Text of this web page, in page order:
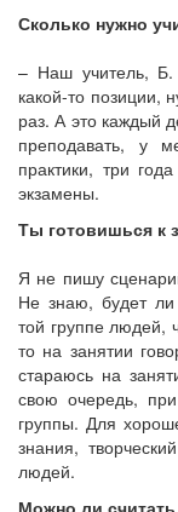
Сколько нужно
– Наш учитель, Б.
какой-то позиции,
раз. А это каждый
преподавать, у
практики, три
экзамены.
Ты готовишься к
Я не пишу
Не знаю, будет ли
той группе людей,
то на занятии
стараюсь на
свою очередь,
группы. Для
знания,
людей.
Можно ли